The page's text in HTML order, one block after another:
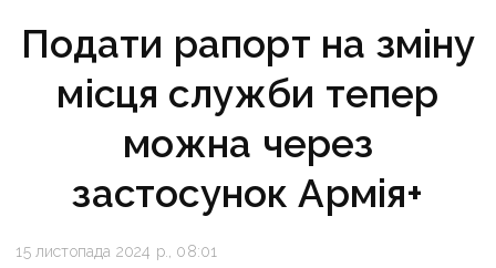
Подати рапорт на зміну
місця служби тепер
можна через
застосунок Армія+
15 листопада 2024 р., 08:01